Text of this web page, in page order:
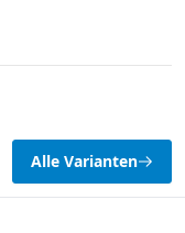
Alle Varianten